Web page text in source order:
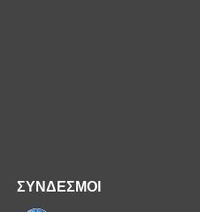
ΣΥΝΔΕΣΜΟΙ